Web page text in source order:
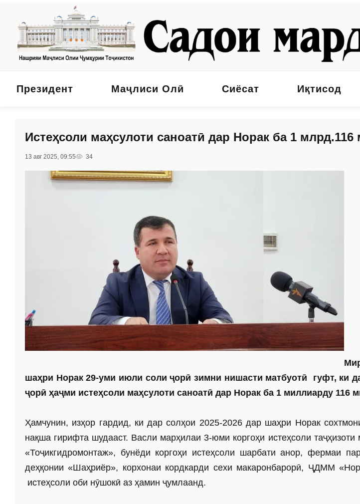
Президент Маҷлиси Олӣ Сиёсат Иқтисод
Истеҳсоли маҳсулоти саноатӣ дар Норак ба 1
13 авг 2025, 09:55 34
шаҳри Норак 29-уми июли соли ҷорӣ зимни нишасти матбуотӣ гуфт, ки
ҷорӣ ҳаҷми истеҳсоли маҳсулоти саноатӣ дар Норак ба 1 миллиарду 116
Ҳамчунин, изҳор гардид, ки дар солҳои 2025-2026 дар шаҳри Норак
нақша гирифта шудааст. Васли марҳилаи 3-юми коргоҳи истеҳсоли
«Тоҷикгидромонтаж», бунёди коргоҳи истеҳсоли шарбати анор, фермаи
деҳқонии «Шаҳриёр», корхонаи кордкарди сехи макаронбарорӣ, ҶДММ
истеҳсоли оби нӯшокӣ аз ҳамин ҷумлаанд.